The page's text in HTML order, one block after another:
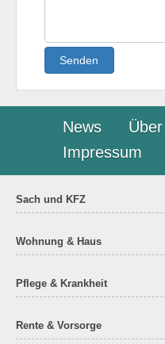
Senden
News
Impressum
Sach und KFZ
Wohnung & Haus
Pflege & Krankheit
Rente & Vorsorge